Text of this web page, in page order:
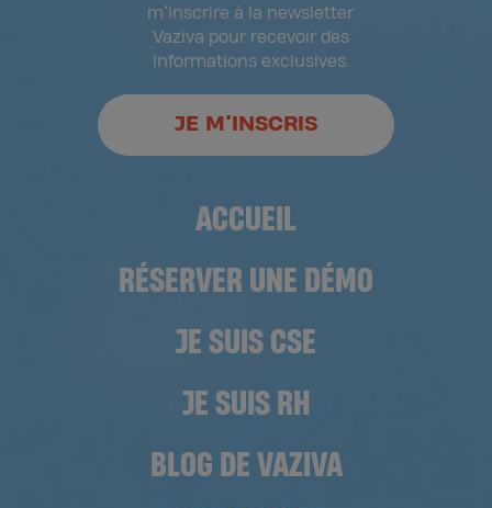
ACCUEIL
RÉSERVER UNE DÉMO
JE SUIS CSE
JE SUIS RH
BLOG DE VAZIVA
m’inscrire à la newsletter
Vaziva pour recevoir des
informations exclusives.
JE M’INSCRIS